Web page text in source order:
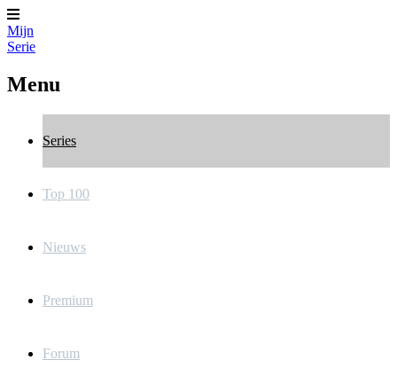
Mijn
Serie
Menu
Series
Top 100
Nieuws
Premium
Forum